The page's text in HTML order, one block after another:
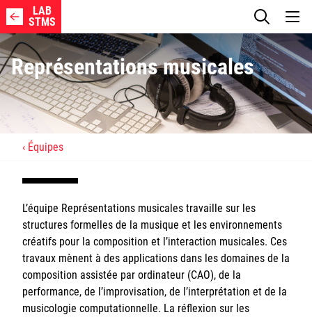
LAB
STMS
REACH Web Page
Membres
Projets
Publications
Représentations musicales
Équipes
L’équipe Représentations musicales travaille sur les
structures formelles de la musique et les environnements
créatifs pour la composition et l’interaction musicales. Ces
travaux mènent à des applications dans les domaines de la
composition assistée par ordinateur (CAO), de la
performance, de l’improvisation, de l’interprétation et de la
musicologie computationnelle. La réflexion sur les